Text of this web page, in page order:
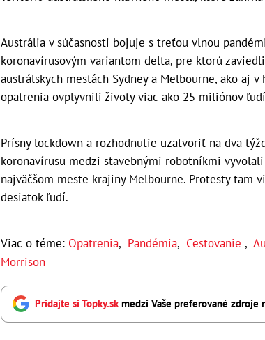
Austrália v súčasnosti bojuje s treťou vlnou
koronavírusovým variantom delta, pre ktorú
austrálskych mestách Sydney a Melbourne, ako aj
opatrenia ovplyvnili životy viac ako 25 miliónov
Prísny lockdown a rozhodnutie uzatvoriť na dva
koronavírusu medzi stavebnými robotníkmi
najväčšom meste krajiny Melbourne. Protesty tam
desiatok ľudí.
Viac o téme: Opatrenia, Pandémia, Cestovanie ,
Morrison
Pridajte si Topky.skmedzi Vaše preferované zdroje